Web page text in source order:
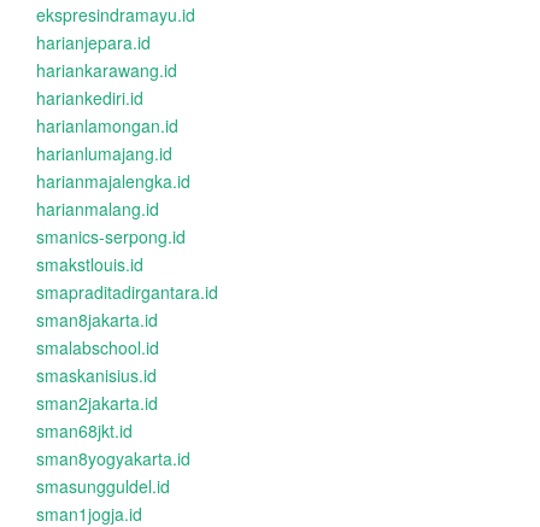
ekspresindramayu.id
harianjepara.id
hariankarawang.id
hariankediri.id
harianlamongan.id
harianlumajang.id
harianmajalengka.id
harianmalang.id
smanics-serpong.id
smakstlouis.id
smapraditadirgantara.id
sman8jakarta.id
smalabschool.id
smaskanisius.id
sman2jakarta.id
sman68jkt.id
sman8yogyakarta.id
smasungguldel.id
sman1jogja.id